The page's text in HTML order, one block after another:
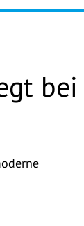
bei